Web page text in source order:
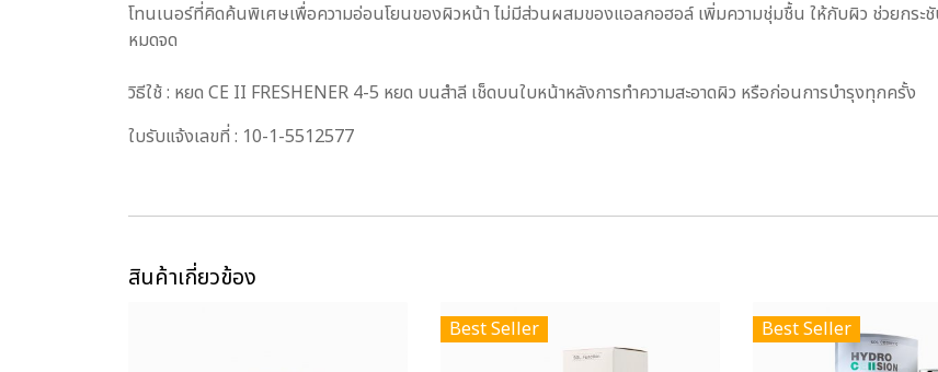
โทนเนอร์ที่คิดค้นพิเศษเพื่อความอ่อนโยนของผิวหน้า ไม่มีส่วนผสมของแอลกอฮอล์ เพิ่มความชุ่มชื้น ให้กับผิว ช่วยกระชั
หมดจด
วิธีใช้ : หยด CE II FRESHENER 4-5 หยด บนสำลี เช็ดบนใบหน้าหลังการทำความสะอาดผิว หรือก่อนการบำรุงทุกครั้ง
ใบรับแจ้งเลขที่ : 10-1-5512577
สินค้าเกี่ยวข้อง
Best Seller Best Seller